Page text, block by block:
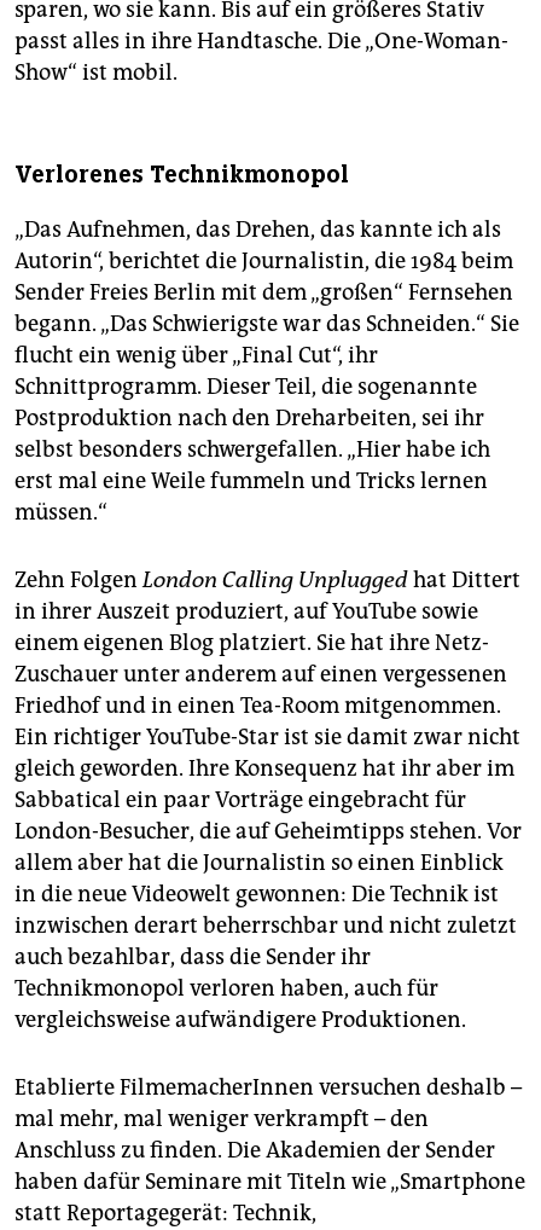
sparen, wo sie kann. Bis auf ein größeres Stativ
passt alles in ihre Handtasche. Die „One-Woman-
Show“ ist mobil.
Verlorenes Technikmonopol
„Das Aufnehmen, das Drehen, das kannte ich als
Autorin“, berichtet die Journalistin, die 1984 beim
Sender Freies Berlin mit dem „großen“ Fernsehen
begann. „Das Schwierigste war das Schneiden.“ Sie
flucht ein wenig über „Final Cut“, ihr
Schnittprogramm. Dieser Teil, die sogenannte
Postproduktion nach den Dreharbeiten, sei ihr
selbst besonders schwergefallen. „Hier habe ich
erst mal eine Weile fummeln und Tricks lernen
müssen.“
Zehn FolgenLondon Calling Unpluggedhat Dittert
in ihrer Auszeit produziert, auf YouTube sowie
einem eigenen Blog platziert. Sie hat ihre Netz-
Zuschauer unter anderem auf einen vergessenen
Friedhof und in einen Tea-Room mitgenommen.
Ein richtiger YouTube-Star ist sie damit zwar nicht
gleich geworden. Ihre Konsequenz hat ihr aber im
Sabbatical ein paar Vorträge eingebracht für
London-Besucher, die auf Geheimtipps stehen. Vor
allem aber hat die Journalistin so einen Einblick
in die neue Videowelt gewonnen: Die Technik ist
inzwischen derart beherrschbar und nicht zuletzt
auch bezahlbar, dass die Sender ihr
Technikmonopol verloren haben, auch für
vergleichsweise aufwändigere Produktionen.
Etablierte FilmemacherInnen versuchen deshalb –
mal mehr, mal weniger verkrampft – den
Anschluss zu finden. Die Akademien der Sender
haben dafür Seminare mit Titeln wie „Smartphone
statt Reportagegerät: Technik,